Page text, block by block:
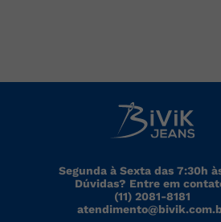
Segunda à Sexta das 7:30h
Dúvidas? Entre em
(11) 2081-8181